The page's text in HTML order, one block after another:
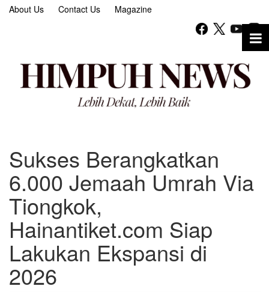
About Us Contact Us Magazine
Sukses Berangkatkan
6.000 Jemaah Umrah Via
Tiongkok,
Hainantiket.com Siap
Lakukan Ekspansi di
2026